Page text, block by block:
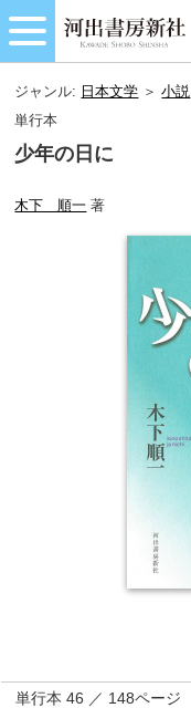
ジャンル: 日本文学 ＞小説
単行本
少年の日に
木下 順一 著
単行本 46 ／ 148ページ